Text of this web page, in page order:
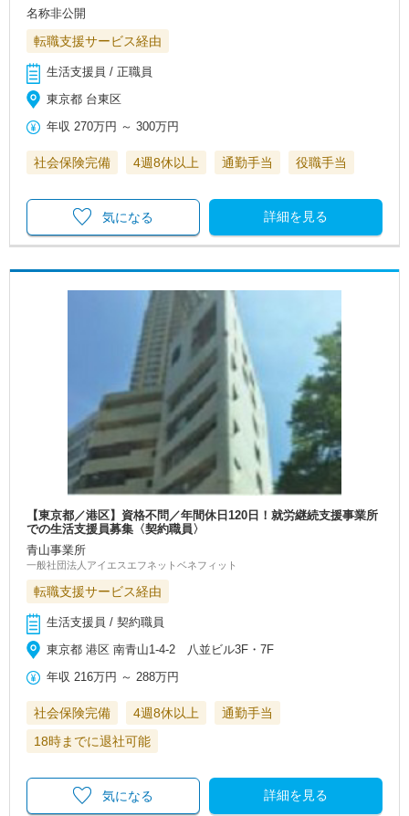
名称非公開
転職支援サービス経由
生活支援員 / 正職員
東京都 台東区
年収 270万円 ～300万円
社会保険完備 4週8休以上 通勤手当 役職手当
詳細を見る
気になる
【東京都／港区】資格不問／年間休日120日！就労継続支援事業所
での生活支援員募集〈契約職員〉
青山事業所
一般社団法人アイエスエフネットベネフィット
転職支援サービス経由
生活支援員 / 契約職員
東京都 港区 南青山1-4-2 八並ビル3F・7F
年収 216万円 ～ 288万円
社会保険完備 4週8休以上
通勤手当
18時までに退社可能
詳細を見る
気になる